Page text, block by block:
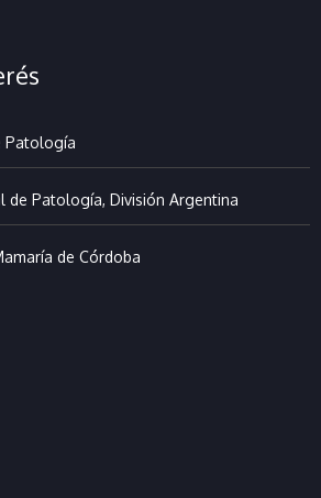
Patología
de Patología, División Argentina
de Córdoba